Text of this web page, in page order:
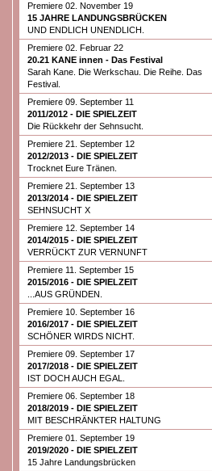
Premiere 02. November 19
15 JAHRE LANDUNGSBRÜCKEN
UND ENDLICH UNENDLICH.
Premiere 02. Februar 22
20.21 KANE innen - Das Festival
Sarah Kane. Die Werkschau. Die Reihe. Das
Festival.
Premiere 09. September 11
2011/2012 - DIE SPIELZEIT
Die Rückkehr der Sehnsucht.
Premiere 21. September 12
2012/2013 - DIE SPIELZEIT
Trocknet Eure Tränen.
Premiere 21. September 13
2013/2014 - DIE SPIELZEIT
SEHNSUCHT X
Premiere 12. September 14
2014/2015 - DIE SPIELZEIT
VERRÜCKT ZUR VERNUNFT
Premiere 11. September 15
2015/2016 - DIE SPIELZEIT
...AUS GRÜNDEN.
Premiere 10. September 16
2016/2017 - DIE SPIELZEIT
SCHÖNER WIRDS NICHT.
Premiere 09. September 17
2017/2018 - DIE SPIELZEIT
IST DOCH AUCH EGAL.
Premiere 06. September 18
2018/2019 - DIE SPIELZEIT
MIT BESCHRÄNKTER HALTUNG
Premiere 01. September 19
2019/2020 - DIE SPIELZEIT
15 Jahre Landungsbrücken